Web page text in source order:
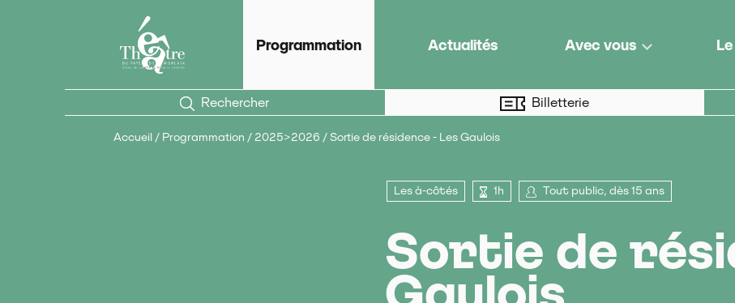
Programmation Actualités Avec vous
Rechercher Billetterie
Accueil / Programmation / 2025>2026 /Sortie de résidence - Les Gaulois
Les à-côtés 1h Tout public, dès 15 ans
Sortie de